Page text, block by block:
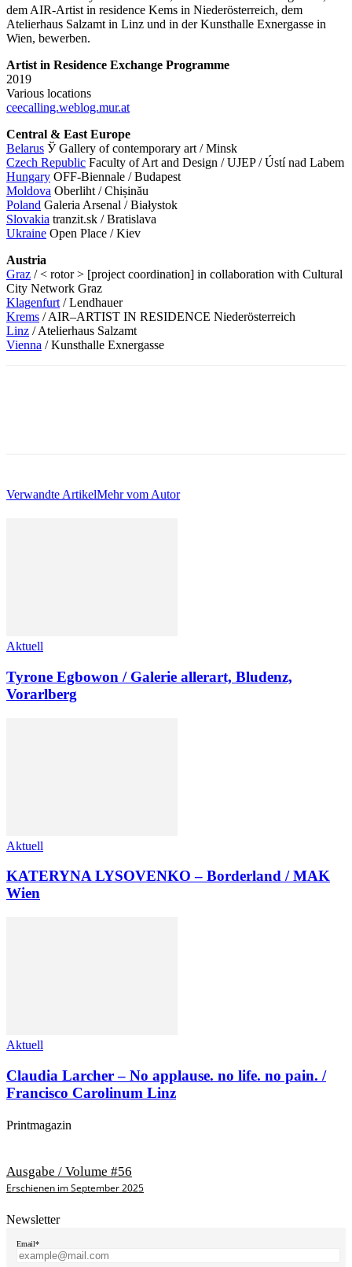
dem AIR-Artist in residence Kems in Niederösterreich, dem
Atelierhaus Salzamt in Linz und in der Kunsthalle Exnergasse in
Wien, bewerben.
Artist in Residence Exchange Programme
2019
Various locations
ceecalling.weblog.mur.at
Central & East Europe
Belarus Ў Gallery of contemporary art / Minsk
Czech Republic Faculty of Art and Design / UJEP / Ústí nad Labem
Hungary OFF-Biennale / Budapest
Moldova Oberliht / Chișinău
Poland Galeria Arsenal / Białystok
Slovakia tranzit.sk / Bratislava
Ukraine Open Place / Kiev
Austria
Graz / < rotor > [project coordination] in collaboration with Cultural
City Network Graz
Klagenfurt / Lendhauer
Krems / AIR–ARTIST IN RESIDENCE Niederösterreich
Linz / Atelierhaus Salzamt
Vienna / Kunsthalle Exnergasse
Verwandte ArtikelMehr vom Autor
Aktuell
Tyrone Egbowon / Galerie allerart, Bludenz,
Vorarlberg
Aktuell
KATERYNA LYSOVENKO – Borderland / MAK
Wien
Aktuell
Claudia Larcher – No applause. no life. no pain. /
Francisco Carolinum Linz
Printmagazin
Ausgabe / Volume #56
Erschienen im September 2025
Newsletter
Email*